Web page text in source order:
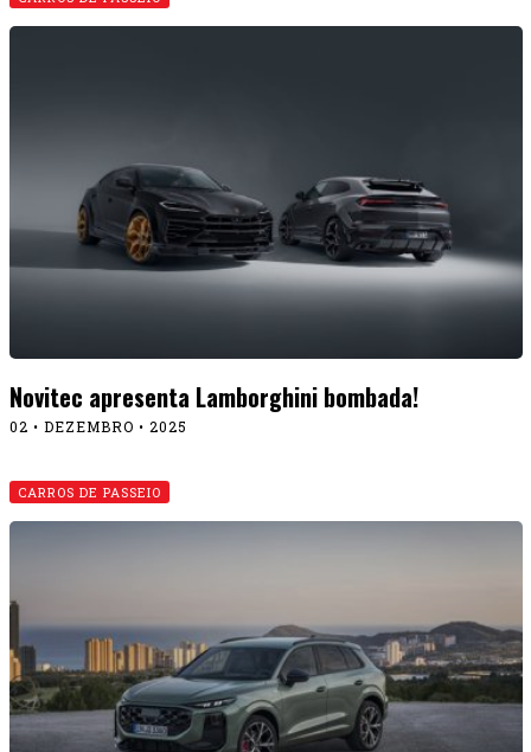
Novitec apresenta Lamborghini bombada!
02 • DEZEMBRO • 2025
CARROS DE PASSEIO